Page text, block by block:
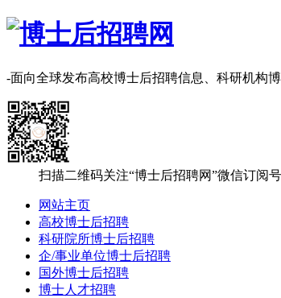
-面向全球发布高校博士后招聘信息、科研机构
扫描二维码关注“博士后招聘网”微信订阅
网站主页
高校博士后招聘
科研院所博士后招聘
企/事业单位博士后招聘
国外博士后招聘
博士人才招聘